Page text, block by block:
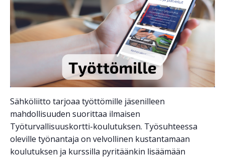
Sähköliitto tarjoaa työttömille jäsenilleen
mahdollisuuden suorittaa ilmaisen
Työturvallisuuskortti-koulutuksen. Työsuhteessa
oleville työnantaja on velvollinen kustantamaan
koulutuksen ja kurssilla pyritäänkin lisäämään